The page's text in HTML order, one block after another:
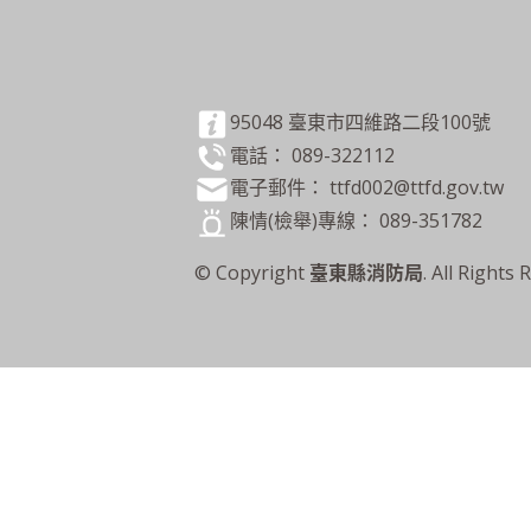
95048 臺東市四維路二段100號
電話： 089-322112
電子郵件： ttfd002@ttfd.gov.tw
陳情(檢舉)專線： 089-351782
© Copyright 臺東縣消防局. All Rights